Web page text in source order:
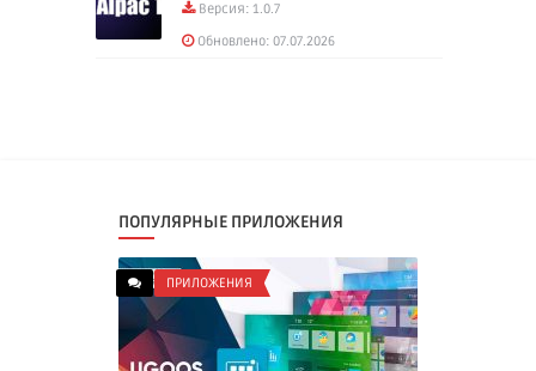
Версия: 1.0.7
Обновлено: 07.07.2026
ПОПУЛЯРНЫЕ ПРИЛОЖЕНИЯ
ПРИЛОЖЕНИЯ